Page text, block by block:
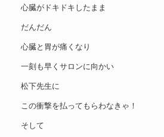
心臓がドキドキしたまま
だんだん
心臓と胃が痛くなり
一刻も早くサロンに向かい
松下先生に
この衝撃を払ってもらわなきゃ！
そして